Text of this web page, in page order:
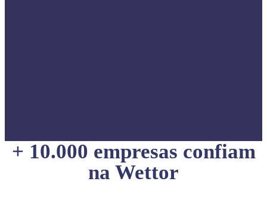
+ 10.000 empresas confiam
na Wettor